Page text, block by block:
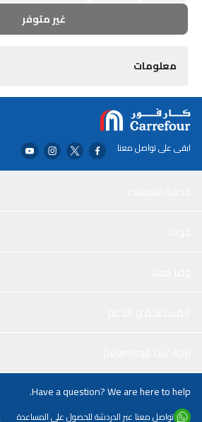
غير متوفر
معلومات
ابقى على تواصل معنا
Have a question? We are here to help.
تواصل معنا عبر الدردشة للحصول على المساعدة